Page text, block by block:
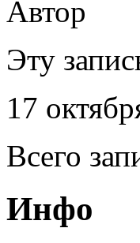
Эту
17
Всего
Инфо